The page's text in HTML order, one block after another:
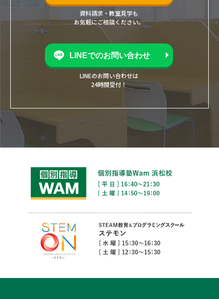
資料請求・教室見学も
お気軽にご相談ください。
LINEでのお問い合わせ
LINEのお問い合わせは
24時間受付！